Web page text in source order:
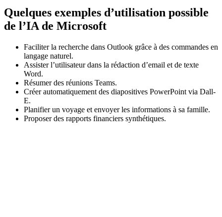
Quelques exemples d’utilisation possible
de l’IA de Microsoft
Faciliter la recherche dans Outlook grâce à des commandes en
langage naturel.
Assister l’utilisateur dans la rédaction d’email et de texte
Word.
Résumer des réunions Teams.
Créer automatiquement des diapositives PowerPoint via Dall-
E.
Planifier un voyage et envoyer les informations à sa famille.
Proposer des rapports financiers synthétiques.